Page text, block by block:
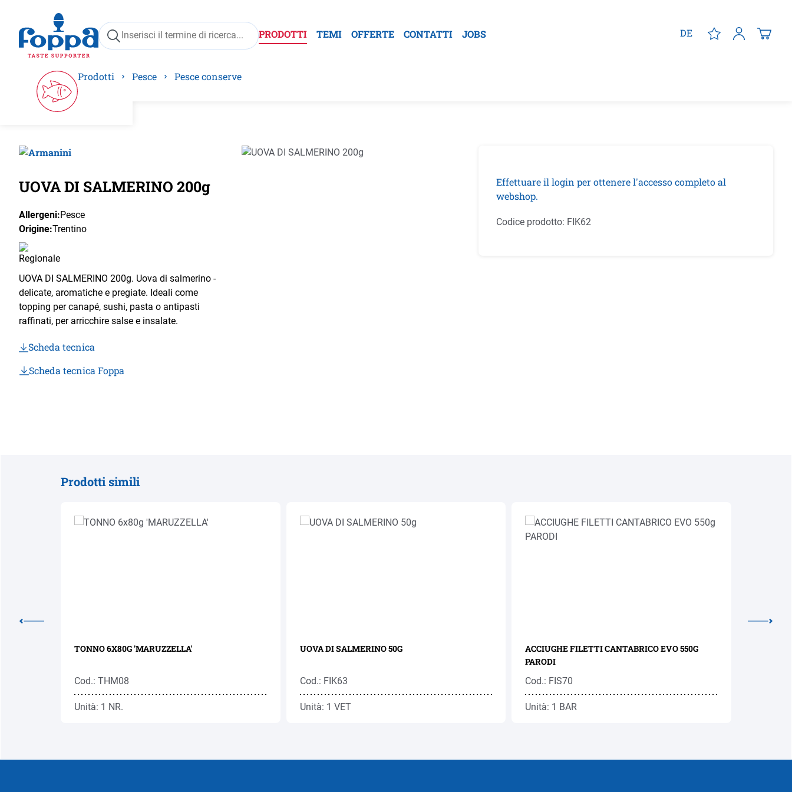
Passa alla navigazione principale
PRODOTTI TEMI OFFERTE CONTATTI JOBS DE
Prodotti Pesce Pesce conserve
UOVA DI SALMERINO 200g
Allergeni:Pesce
Origine:Trentino
UOVA DI SALMERINO 200g. Uova di salmerino -
delicate, aromatiche e pregiate. Ideali come
topping per canapé, sushi, pasta o antipasti
raffinati, per arricchire salse e insalate.
Scheda tecnica
Scheda tecnica Foppa
Salta la galleria di immagini
Effettuare il login per ottenere l'accesso completo al
webshop.
Codice prodotto: FIK62
Prodotti simili
TONNO 6X80G 'MARUZZELLA'
Cod.: THM08
Unità: 1 NR.
UOVA DI SALMERINO 50G
Cod.: FIK63
Unità: 1 VET
ACCIUGHE FILETTI CANTABRICO EVO 550G
PARODI
Cod.: FIS70
Unità: 1 BAR